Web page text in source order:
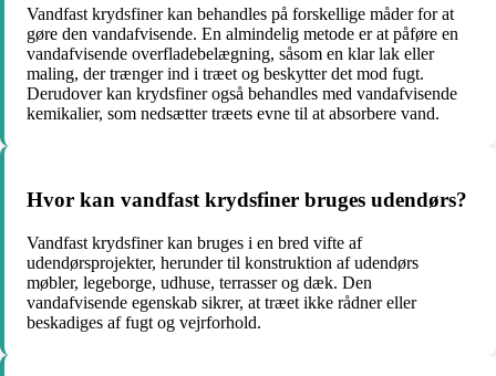
Vandfast krydsfiner kan behandles på forskellige måder for at
gøre den vandafvisende. En almindelig metode er at påføre en
vandafvisende overfladebelægning, såsom en klar lak eller
maling, der trænger ind i træet og beskytter det mod fugt.
Derudover kan krydsfiner også behandles med vandafvisende
kemikalier, som nedsætter træets evne til at absorbere vand.
Hvor kan vandfast krydsfiner bruges udendørs?
Vandfast krydsfiner kan bruges i en bred vifte af
udendørsprojekter, herunder til konstruktion af udendørs
møbler, legeborge, udhuse, terrasser og dæk. Den
vandafvisende egenskab sikrer, at træet ikke rådner eller
beskadiges af fugt og vejrforhold.